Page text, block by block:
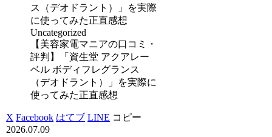
Uncategorized
【美容家電マニアの口コミ・
評判】「資生堂 アクアレー
ベル ボディフレグランス
（デオドラント）」を実際に
使ってみた正直感想
X Facebook はてブ LINE コピー
2026.07.09